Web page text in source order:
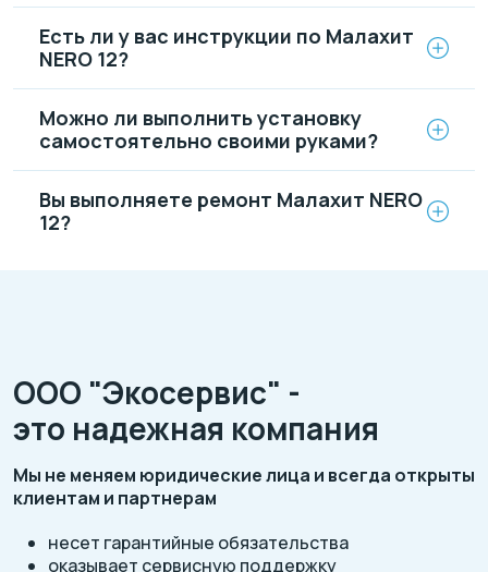
Есть ли у вас инструкции по Малахит
NERO 12?
Можно ли выполнить установку
самостоятельно своими руками?
Вы выполняете ремонт Малахит NERO
12?
ООО "Экосервис" -
это надежная компания
Мы не меняем юридические лица и всегда открыты
клиентам и партнерам
несет гарантийные обязательства
оказывает сервисную поддержку